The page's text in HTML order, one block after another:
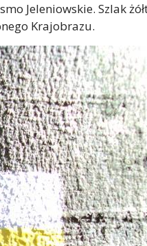
Jeleniowskie. Szlak
Krajobrazu.